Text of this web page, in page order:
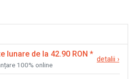
lunare de la 42.90 RON *
100% online
detalii ›